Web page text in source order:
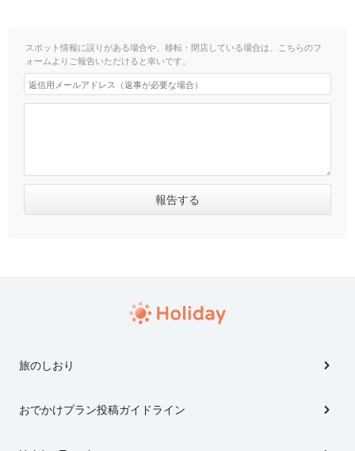
スポット情報に誤りがある場合や、移転・閉店している場合は、こちらのフ
ォームよりご報告いただけると幸いです。
旅のしおり
おでかけプラン投稿ガイドライン